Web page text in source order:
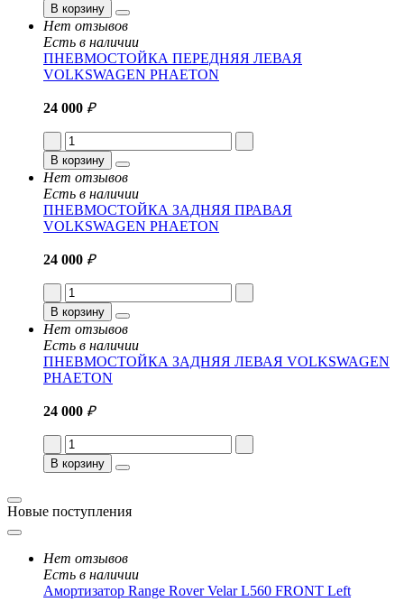
В корзину
Нет отзывов
Есть в наличии
ПНЕВМОСТОЙКА ПЕРЕДНЯЯ ЛЕВАЯ
VOLKSWAGEN PHAETON
24 000 ₽
В корзину
Нет отзывов
Есть в наличии
ПНЕВМОСТОЙКА ЗАДНЯЯ ПРАВАЯ
VOLKSWAGEN PHAETON
24 000 ₽
В корзину
Нет отзывов
Есть в наличии
ПНЕВМОСТОЙКА ЗАДНЯЯ ЛЕВАЯ VOLKSWAGEN
PHAETON
24 000 ₽
В корзину
Новые поступления
Нет отзывов
Есть в наличии
Амортизатор Range Rover Velar L560 FRONT Left